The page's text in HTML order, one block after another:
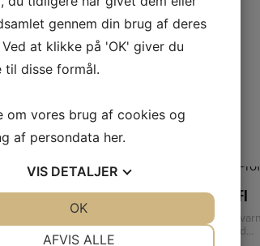
NETPRIS
HUSQVARNA TRAILER PROFI
Husqvarna Trailer Profi
Trailer Profi: Kraftig trailer med
gennem din brug af deres
at klikke på 'OK' giver du
til disse formål.
om vores brug af cookies og
af persondata her.
VIS DETALJER
AFVIS ALLE
OK